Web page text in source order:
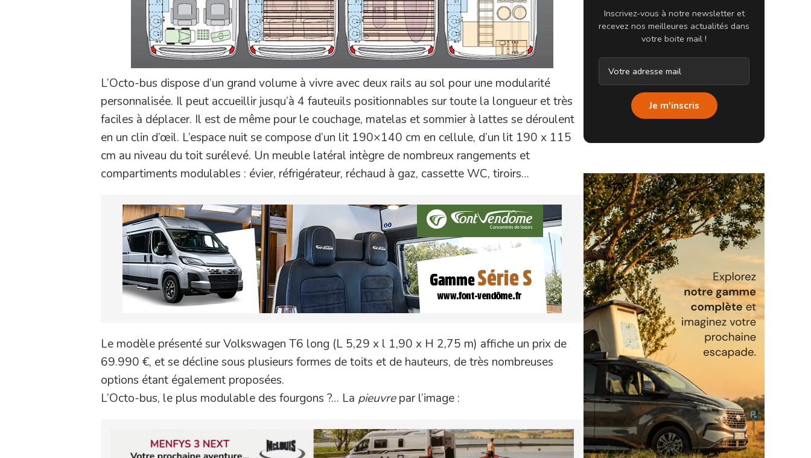
L’Octo-bus dispose d’un grand volume à vivre avec deux rails au sol pour une modularité
personnalisée. Il peut accueillir jusqu’à 4 fauteuils positionnables sur toute la longueur et très
faciles à déplacer. Il est de même pour le couchage, matelas et sommier à lattes se déroulent
en un clin d’œil. L’espace nuit se compose d’un lit 190×140 cm en cellule, d’un lit 190 x 115
cm au niveau du toit surélevé. Un meuble latéral intègre de nombreux rangements et
compartiments modulables : évier, réfrigérateur, réchaud à gaz, cassette WC, tiroirs…
Le modèle présenté sur Volkswagen T6 long (L 5,29 x l 1,90 x H 2,75 m) affiche un prix de
69.990 €, et se décline sous plusieurs formes de toits et de hauteurs, de très nombreuses
options étant également proposées.
L’Octo-bus, le plus modulable des fourgons ?… La pieuvrepar l’image :
Inscrivez-vous à notre newsletter et
recevez nos meilleures actualités dans
votre boite mail !
Je m'inscris